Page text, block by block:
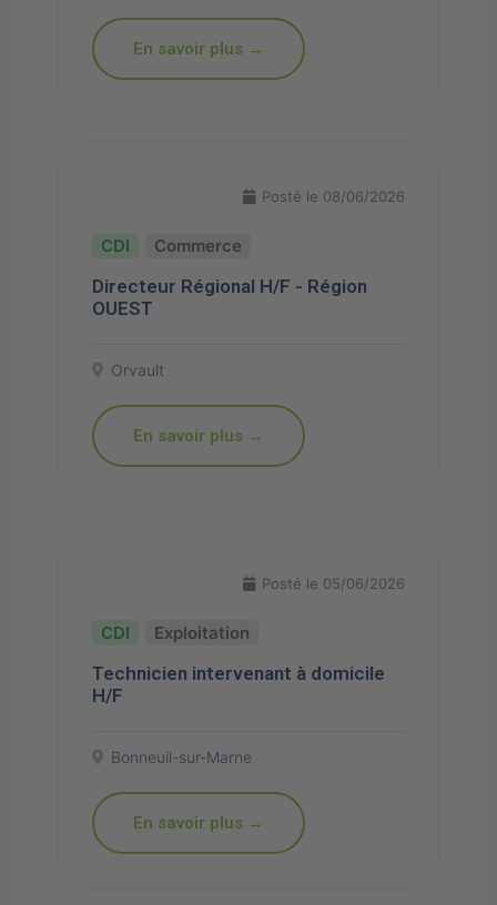
En savoir plus →
Posté le 08/06/2026
Commerce
Directeur Régional H/F - Région
OUEST
Orvault
En savoir plus →
Posté le 05/06/2026
Exploitation
Technicien intervenant à domicile
H/F
Bonneuil-sur-Marne
En savoir plus →